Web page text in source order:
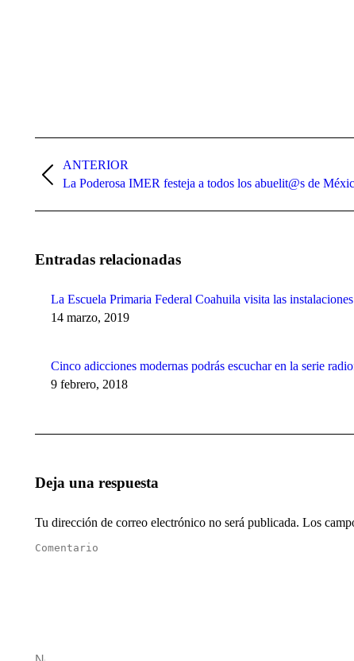
entre
publicaciones
ANTERIOR
Publicación
La Poderosa IMER festeja a todos los abuelit@s de
Entradas relacionadas
La Escuela Primaria Federal Coahuila visita las
14 marzo, 2019
Cinco adicciones modernas podrás escuchar en la serie
9 febrero, 2018
Deja una respuesta
Tu dirección de correo electrónico no será publicada. Los
Comentario